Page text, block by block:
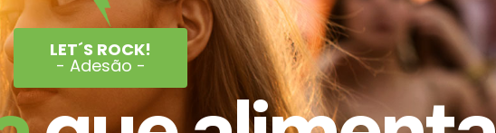
LET´S ROCK!
- Adesão -